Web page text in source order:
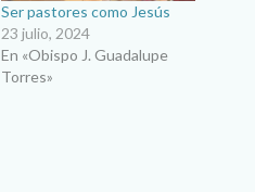
Ser pastores como Jesús
23 julio, 2024
En «Obispo J. Guadalupe
Torres»